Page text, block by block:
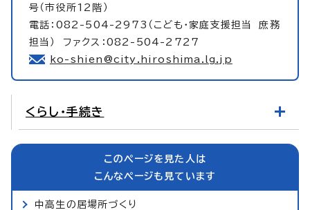
号（市役所12階）
電話：082-504-2973（こども・家庭支援担当 庶務
担当） ファクス：082-504-2727
ko-shien@city.hiroshima.lg.jp
くらし・手続き
このページを見た人は
こんなページも見ています
中高生の居場所づくり